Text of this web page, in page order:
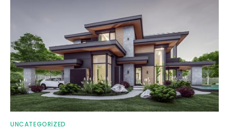
UNCATEGORIZED